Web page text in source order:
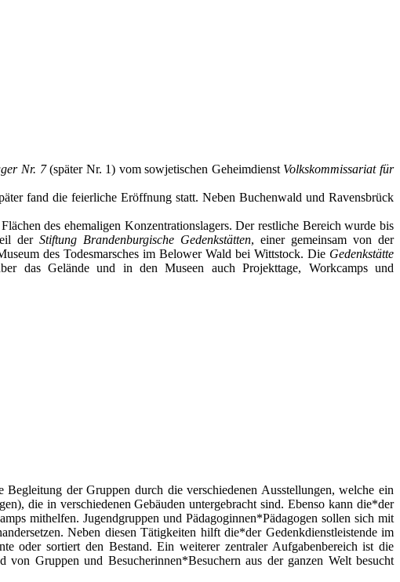
Nr. 7(später Nr. 1) vom sowjetischen Geheimdienst Volkskommissariat für
fand die feierliche Eröffnung statt. Neben Buchenwald und Ravensbrück
des ehemaligen Konzentrationslagers. Der restliche Bereich wurde bis
der Stiftung Brandenburgische Gedenkstätten, einer gemeinsam von der
des Todesmarsches im Belower Wald bei Wittstock. Die Gedenkstätte
das Gelände und in den Museen auch Projekttage, Workcamps und
der Gruppen durch die verschiedenen Ausstellungen, welche ein
die in verschiedenen Gebäuden untergebracht sind. Ebenso kann die*der
mithelfen. Jugendgruppen und Pädagoginnen*Pädagogen sollen sich mit
Neben diesen Tätigkeiten hilft die*der Gedenkdienstleistende im
oder sortiert den Bestand. Ein weiterer zentraler Aufgabenbereich ist die
Gruppen und Besucherinnen*Besuchern aus der ganzen Welt besucht